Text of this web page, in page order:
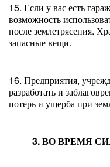
15. Если у вас есть
возможность
после землетрясения.
запасные вещи.
16. Предприятия,
разработать и
потерь и ущерба при
3. ВО ВРЕМЯ